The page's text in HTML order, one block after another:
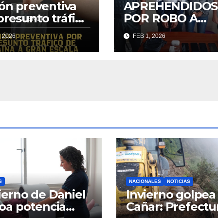
preventiva
tráfico
en alta
2026
APREHENDIDOS
POR ROBO A
PERSONAS
FEB 1, 2026
de Daniel
potencia
NACIONALES NOTICIAS
Invierno golpea
Cañar: